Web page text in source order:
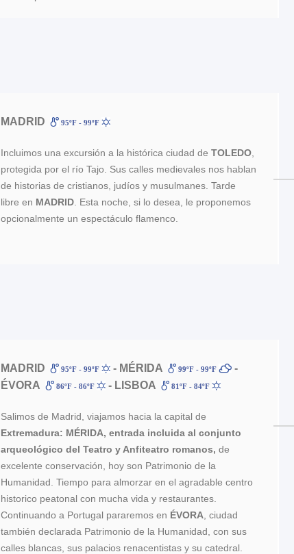
MADRID 95ºF - 99ºF
Incluimos una excursión a la histórica ciudad deTOLEDO
protegida por el río Tajo. Sus calles medievales nos hablan
de historias de cristianos, judíos y musulmanes. Tarde
libre en MADRID . Esta noche, si lo desea, le proponemos
opcionalmente un espectáculo flamenco.
MADRID 95ºF - 99ºF - MÉRIDA 99ºF - 99ºF
-
ÉVORA
86ºF - 86ºF - LISBOA 81ºF - 84ºF
Salimos de Madrid, viajamos hacia la capital de
Extremadura: MÉRIDA, entrada incluida al conjunto
arqueológico del Teatro y Anfiteatro romanos, de
excelente conservación, hoy son Patrimonio de la
Humanidad. Tiempo para almorzar en el agradable centro
historico peatonal con mucha vida y restaurantes.
Continuando a Portugal pararemos en ÉVORA , ciudad
también declarada Patrimonio de la Humanidad, con sus
calles blancas, sus palacios renacentistas y su catedral.